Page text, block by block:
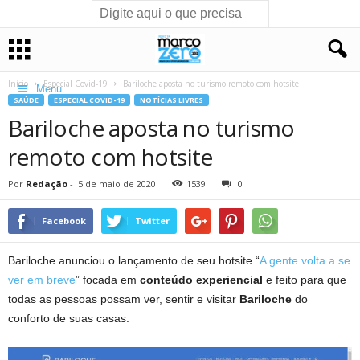
Menu
Início Especial Covid-19 Bariloche aposta no turismo remoto com hotsite
SAÚDE ESPECIAL COVID-19 NOTÍCIAS LIVRES
Bariloche aposta no turismo
remoto com hotsite
Por Redação - 5 de maio de 2020 1539 0
Facebook Twitter
Bariloche anunciou o lançamento de seu hotsite “A gente volta a se
ver em breve” focada em conteúdo experiencial e feito para que
todas as pessoas possam ver, sentir e visitar Bariloche do
conforto de suas casas.